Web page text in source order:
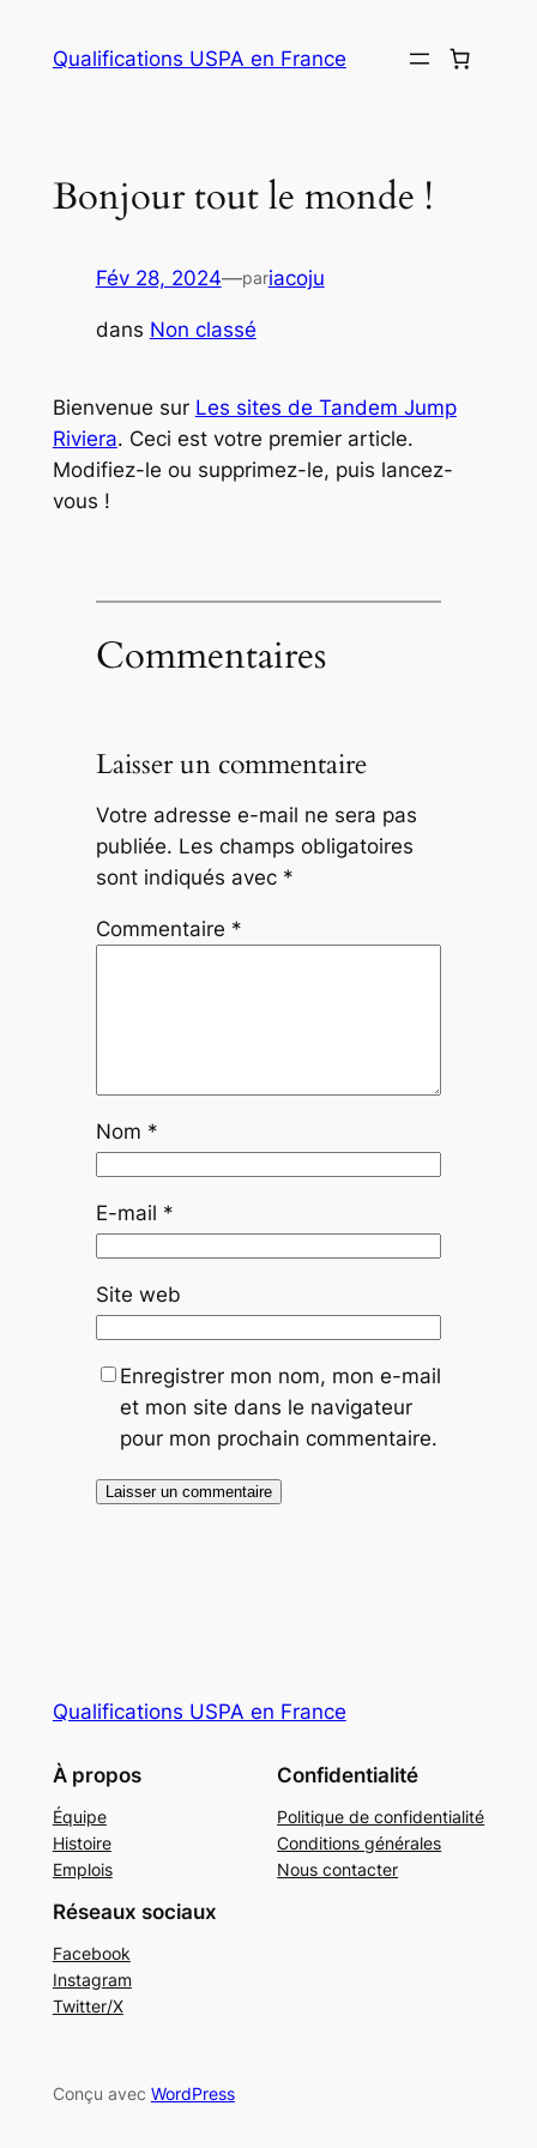
Qualifications USPA en France
Bonjour tout le monde !
Fév 28, 2024—pariacoju
dans Non classé
Bienvenue sur Les sites de Tandem Jump
Riviera. Ceci est votre premier article.
Modifiez-le ou supprimez-le, puis lancez-
vous !
Commentaires
Laisser un commentaire
Votre adresse e-mail ne sera pas
publiée. Les champs obligatoires
sont indiqués avec *
Commentaire *
Nom *
E-mail *
Site web
Enregistrer mon nom, mon e-mail
et mon site dans le navigateur
pour mon prochain commentaire.
Qualifications USPA en France
À propos
Équipe
Histoire
Emplois
Confidentialité
Politique de confidentialité
Conditions générales
Nous contacter
Réseaux sociaux
Facebook
Instagram
Twitter/X
Conçu avec WordPress